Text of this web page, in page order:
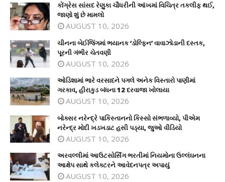
કોંગ્રેસ સાંસદ રેણુકા ચૌધરીની આંખમાં વિચિત્ર તકલીફ થઈ,
જાણો શું છે મામલો
AUGUST 10, 2026
ચીનના બેઈજિંગમાં ભયાનક ‘ડોલ્ફિન’ વાવાઝોડાની દસ્તક,
પૂરની ગંભીર ચેતવણી
AUGUST 10, 2026
ઓડિશામાં ભારે વરસાદને પગલે અનેક વિસ્તારો પાણીમાં
ગરકાવ, હીરાકુડ બંધના 12 દરવાજા ખોલાયા
AUGUST 10, 2026
બોક્સર નરેન્દ્રે પાકિસ્તાનનો કિસ્સો સંભળાવ્યો, પીએમ
નરેન્દ્ર મોદી ખડખડાટ હસી પડ્યા, જુઓ વીડિયો
AUGUST 10, 2026
અરવલ્લીમાં આઉટસોર્સિંગ ભરતીમાં નિયમોના ઉલ્લંઘનના
આક્ષેપ સાથે કલેક્ટરને આવેદનપત્ર અપાયું
AUGUST 10, 2026